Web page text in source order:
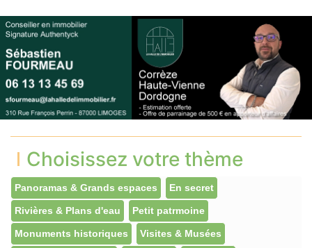
Choisissez votre thème
Panoramas & Grands espaces En secret
Rivières & Plans d'eau Petit patrmoine
Monuments historiques Visites & Musées